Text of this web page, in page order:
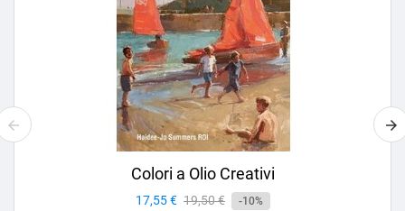
Colori a Olio Creativi
Prezzo
17,55 € Prezzo
19,50 € -10%